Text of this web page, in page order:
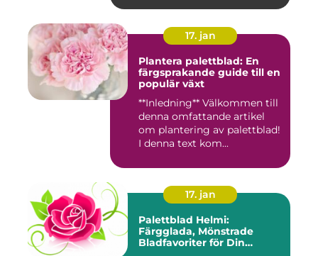
17. jan
Plantera palettblad: En
färgsprakande guide till en
populär växt
**Inledning** Välkommen till
denna omfattande artikel
om plantering av palettblad!
I denna text kom...
17. jan
Palettblad Helmi:
Färgglada, Mönstrade
Bladfavoriter för Din